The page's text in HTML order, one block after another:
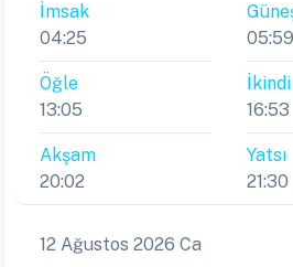
İmsak
04:25
05:59
Öğle
13:05
İkindi
16:53
Akşam
20:02
Yatsı
21:30
12 Ağustos 2026 Ca